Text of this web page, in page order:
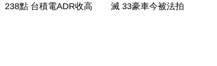
238點 台積電ADR收高
滅 33豪車今被法拍